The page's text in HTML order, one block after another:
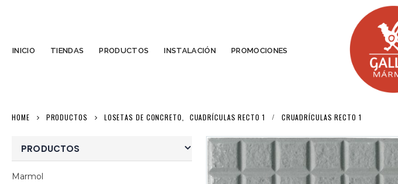
INICIO TIENDAS PRODUCTOS INSTALACIÓN PROMOCIONES
HOME PRODUCTOS LOSETAS DE CONCRETO CUADRÍCULAS RECTO 1 CRUADRÍCULAS RECTO 1
PRODUCTOS
Marmol